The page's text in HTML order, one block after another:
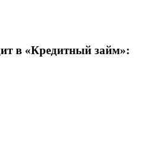
в «Кредитный займ»: